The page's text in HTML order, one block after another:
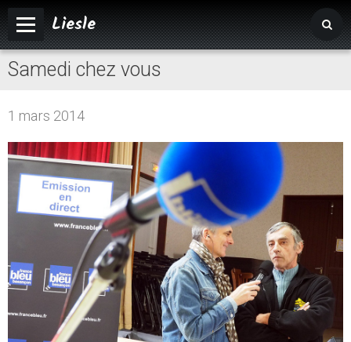
Liesle
Accueil
Vie associative
Tourisme
Samedi chez vous
1 mars 2014